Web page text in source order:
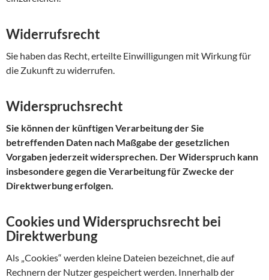
Widerrufsrecht
Sie haben das Recht, erteilte Einwilligungen mit Wirkung für
die Zukunft zu widerrufen.
Widerspruchsrecht
Sie können der künftigen Verarbeitung der Sie
betreffenden Daten nach Maßgabe der gesetzlichen
Vorgaben jederzeit widersprechen. Der Widerspruch kann
insbesondere gegen die Verarbeitung für Zwecke der
Direktwerbung erfolgen.
Cookies und Widerspruchsrecht bei
Direktwerbung
Als „Cookies“ werden kleine Dateien bezeichnet, die auf
Rechnern der Nutzer gespeichert werden. Innerhalb der